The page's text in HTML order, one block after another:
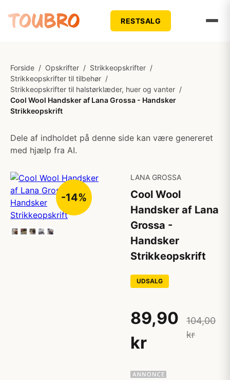
RESTSALG
Forside / Opskrifter / Strikkeopskrifter /
Strikkeopskrifter til tilbehør /
Strikkeopskrifter til halstørklæder, huer og vanter /
Cool Wool Handsker af Lana Grossa - Handsker
Strikkeopskrift
Dele af indholdet på denne side kan være genereret
med hjælp fra AI.
-14%
LANA GROSSA
Cool Wool
Handsker af Lana
Grossa -
Handsker
Strikkeopskrift
UDSALG
89,90
kr
104,00
kr